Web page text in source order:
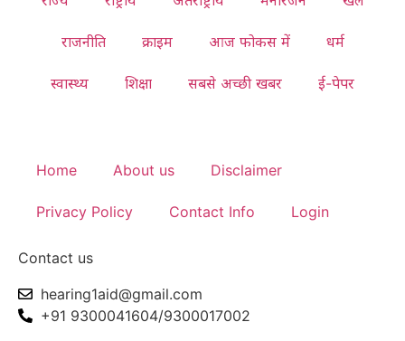
राजनीति क्राइम आज फोकस में धर्म
स्वास्थ्य शिक्षा सबसे अच्छी खबर ई-पेपर
Home About us Disclaimer
Privacy Policy Contact Info Login
Contact us
hearing1aid@gmail.com
+91 9300041604/9300017002